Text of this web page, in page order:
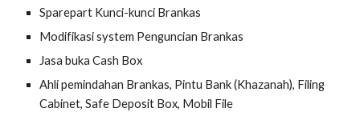
Sparepart Kunci-kunci Brankas
Modifikasi system Penguncian Brankas
Jasa buka Cash Box
Ahli pemindahan Brankas, Pintu Bank (Khazanah), Filing
Cabinet, Safe Deposit Box, Mobil File